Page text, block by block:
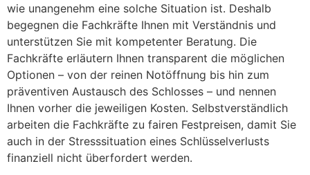
wie unangenehm eine solche Situation ist. Deshalb
begegnen die Fachkräfte Ihnen mit Verständnis und
unterstützen Sie mit kompetenter Beratung. Die
Fachkräfte erläutern Ihnen transparent die möglichen
Optionen – von der reinen Notöffnung bis hin zum
präventiven Austausch des Schlosses – und nennen
Ihnen vorher die jeweiligen Kosten. Selbstverständlich
arbeiten die Fachkräfte zu fairen Festpreisen, damit Sie
auch in der Stresssituation eines Schlüsselverlusts
finanziell nicht überfordert werden.